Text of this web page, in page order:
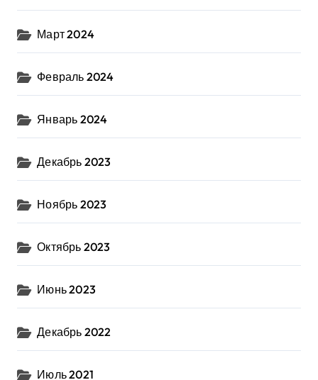
Март 2024
Февраль 2024
Январь 2024
Декабрь 2023
Ноябрь 2023
Октябрь 2023
Июнь 2023
Декабрь 2022
Июль 2021